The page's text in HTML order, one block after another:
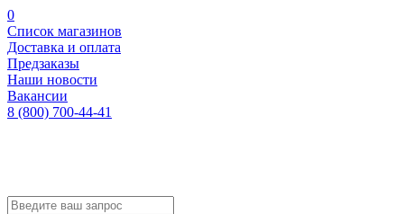
0
Список магазинов
Доставка и оплата
Предзаказы
Наши новости
Вакансии
8 (800) 700-44-41